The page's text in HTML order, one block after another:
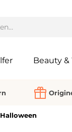
Beauty &
Halloween